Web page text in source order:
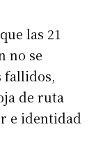
las 21
no se
fallidos,
de ruta
e identidad